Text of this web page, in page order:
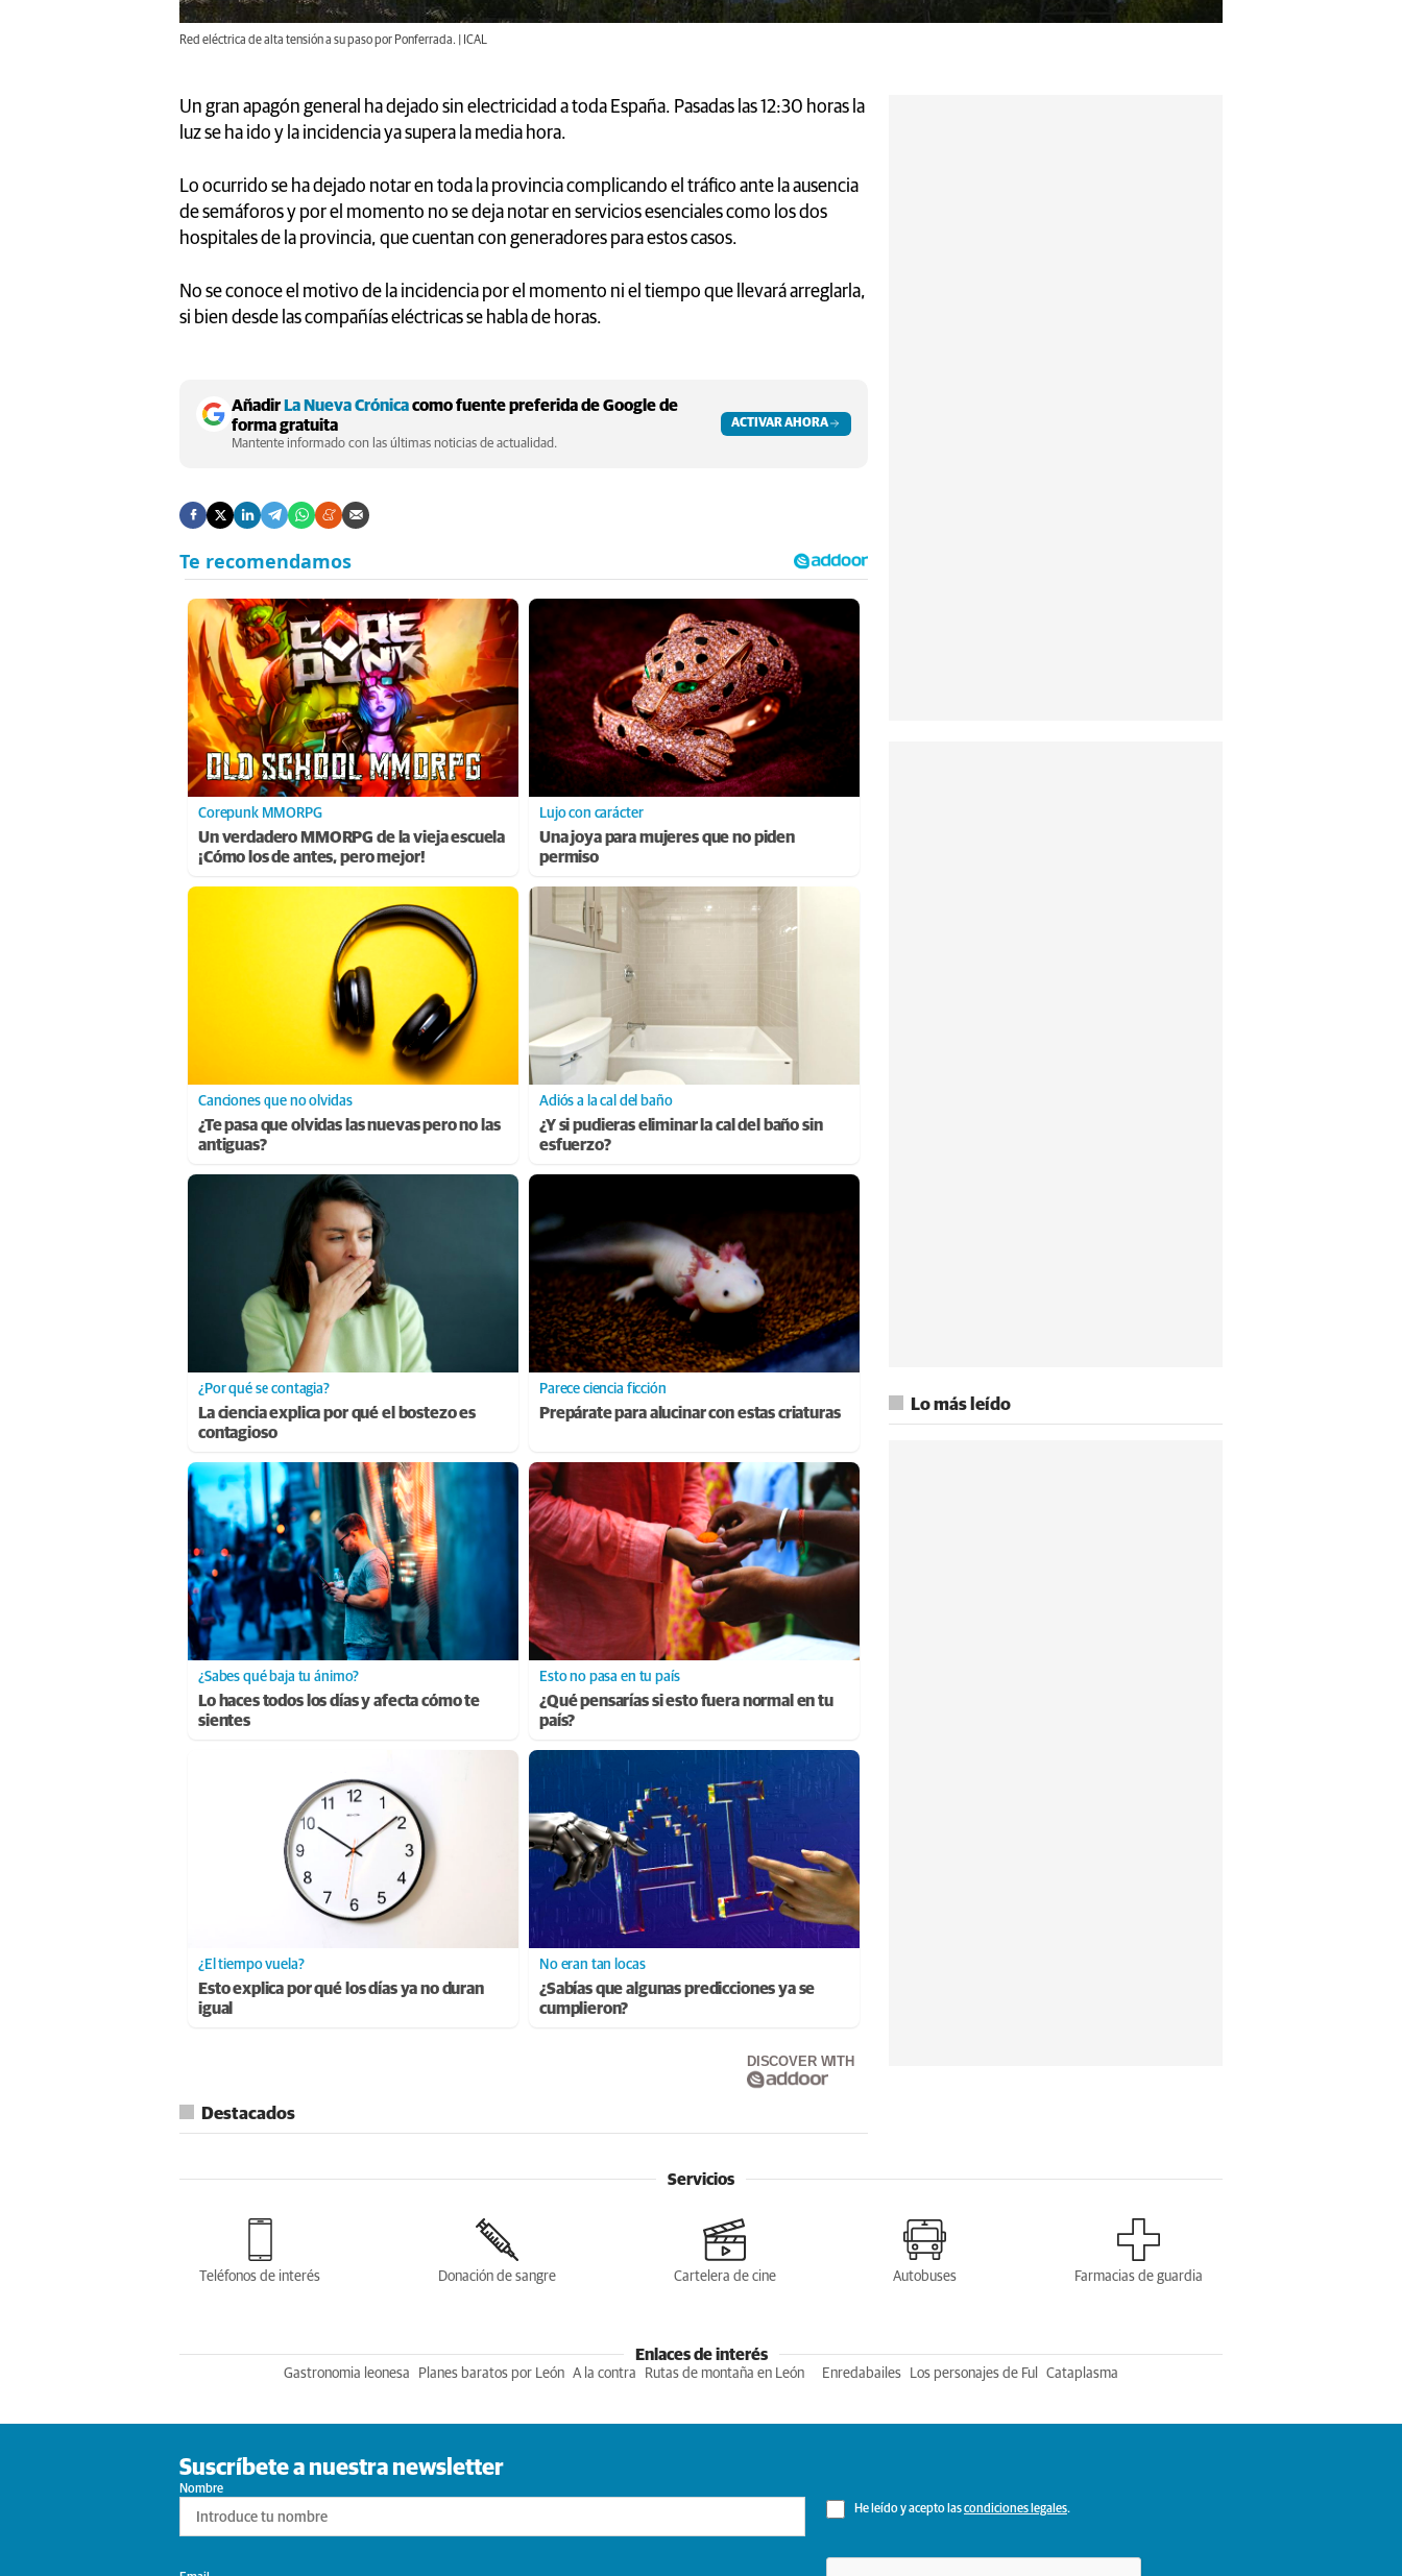
Red eléctrica de alta tensión a su paso por Ponferrada. | ICAL
Un gran apagón general ha dejado sin electricidad a toda España. Pasadas las 12:30 horas la
luz se ha ido y la incidencia ya supera la media hora.
Lo ocurrido se ha dejado notar en toda la provincia complicando el tráfico ante la ausencia
de semáforos y por el momento no se deja notar en servicios esenciales como los dos
hospitales de la provincia, que cuentan con generadores para estos casos.
No se conoce el motivo de la incidencia por el momento ni el tiempo que llevará arreglarla,
si bien desde las compañías eléctricas se habla de horas.
AñadirLa Nueva Crónicacomo fuente preferida de Google de
forma gratuita
Mantente informado con las últimas noticias de actualidad.
ACTIVAR AHORA
Corepunk MMORPG
Un verdadero MMORPG de la vieja escuela
¡Cómo los de antes, pero mejor!
Lujo con carácter
Una joya para mujeres que no piden
permiso
Canciones que no olvidas
¿Te pasa que olvidas las nuevas pero no las
antiguas?
Adiós a la cal del baño
¿Y si pudieras eliminar la cal del baño sin
esfuerzo?
¿Por qué se contagia?
La ciencia explica por qué el bostezo es
contagioso
Parece ciencia ficción
Prepárate para alucinar con estas criaturas
¿Sabes qué baja tu ánimo?
Lo haces todos los días y afecta cómo te
sientes
Esto no pasa en tu país
¿Qué pensarías si esto fuera normal en tu
país?
¿El tiempo vuela?
Esto explica por qué los días ya no duran
igual
No eran tan locas
¿Sabías que algunas predicciones ya se
cumplieron?
DISCOVER WITH
Destacados
Lo más leído
Servicios
Teléfonos de interés Donación de sangre Cartelera de cine Autobuses Farmacias de guardia
Enlaces de interés
Gastronomia leonesa Planes baratos por León A la contra Rutas de montaña en León Enredabailes Los personajes de Ful Cataplasma
Suscríbete a nuestra newsletter
Nombre
He leído y acepto lascondiciones legales.